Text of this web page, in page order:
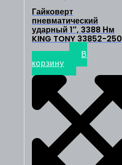
Гайковерт
пневматический
ударный 1″, 3388 Нм
KING TONY 33852-250
193600₽ В
корзину